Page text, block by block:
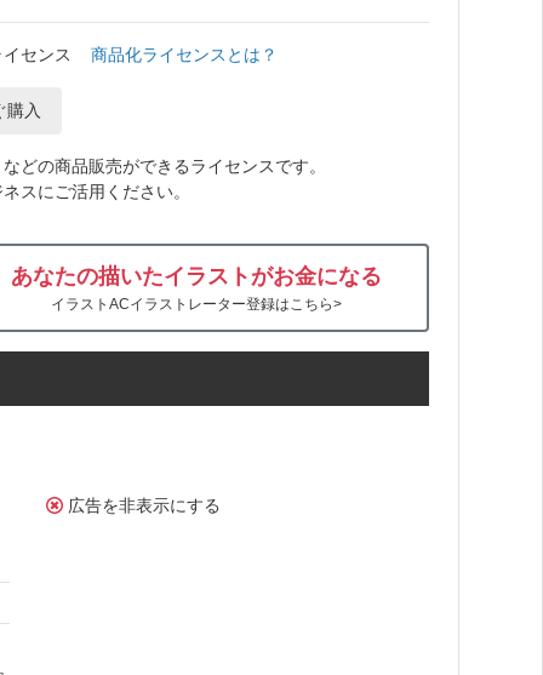
センス 商品化ライセンスとは？
購入
どの商品販売ができるライセンスです。
スにご活用ください。
あなたの描いたイラストがお金になる
イラストACイラストレーター登録はこちら>
広告を非表示にする